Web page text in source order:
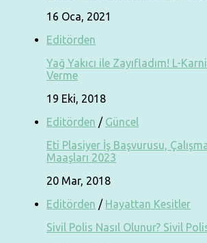
16 Oca, 2021
Editörden
Yağ Yakıcı ile Zayıfladım! L-
Verme
19 Eki, 2018
Editörden / Güncel
Eti Plasiyer İş Başvurusu,
Maaşları 2023
20 Mar, 2018
Editörden / Hayattan Kesitler
Sivil Polis Nasıl Olunur? Sivil